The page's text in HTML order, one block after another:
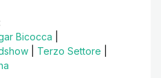
Bicocca
Terzo Settore